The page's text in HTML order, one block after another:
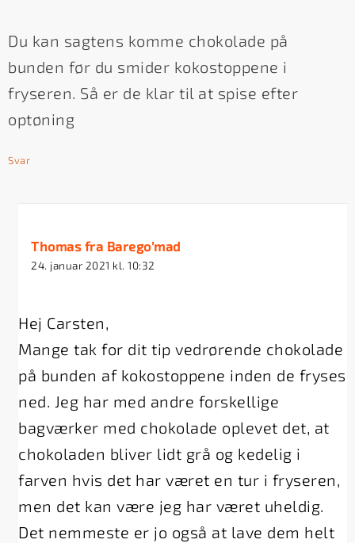
Du kan sagtens komme chokolade på
bunden før du smider kokostoppene i
fryseren. Så er de klar til at spise efter
optøning
Svar
Thomas fra Barego'mad
24. januar 2021 kl. 10:32
Hej Carsten,
Mange tak for dit tip vedrørende chokolade
på bunden af kokostoppene inden de fryses
ned. Jeg har med andre forskellige
bagværker med chokolade oplevet det, at
chokoladen bliver lidt grå og kedelig i
farven hvis det har været en tur i fryseren,
men det kan være jeg har været uheldig.
Det nemmeste er jo også at lave dem helt